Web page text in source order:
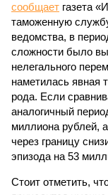
сообщает газета
таможенную
ведомства, в
сложности было
нелегального
наметилась явная
рода. Если
аналогичный
миллиона рублей,
через границу
эпизода на 53
Стоит отметить,